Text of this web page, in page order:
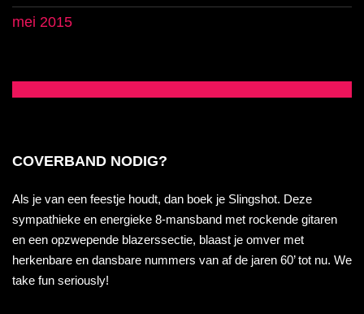
mei 2015
COVERBAND NODIG?
Als je van een feestje houdt, dan boek je Slingshot. Deze
sympathieke en energieke 8-mansband met rockende gitaren
en een opzwepende blazerssectie, blaast je omver met
herkenbare en dansbare nummers van af de jaren 60’ tot nu. We
take fun seriously!